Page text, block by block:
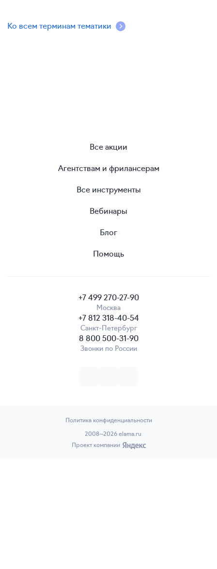
Ко всем терминам тематики
Все акции
Агентствам и фрилансерам
Все инструменты
Вебинары
Блог
Помощь
+7 499 270-27-90
Москва
+7 812 318-40-54
Санкт-Петербург
8 800 500-31-90
Звонки по России
2008—2026 elama.ru
Политика конфиденциальности
Проект компании